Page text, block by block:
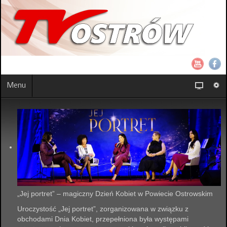
Menu
„Jej portret” – magiczny Dzień Kobiet w Powiecie Ostrowskim
Uroczystość „Jej portret”, zorganizowana w związku z
obchodami Dnia Kobiet, przepełniona była występami